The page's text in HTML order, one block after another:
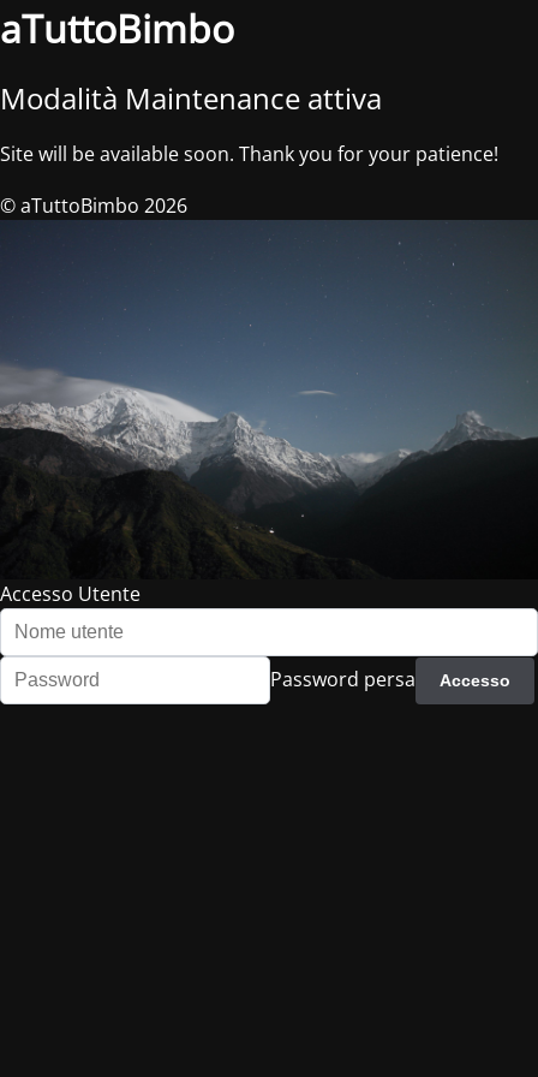
aTuttoBimbo
Modalità Maintenance attiva
Site will be available soon. Thank you for your patience!
© aTuttoBimbo 2026
Accesso Utente
Password persa